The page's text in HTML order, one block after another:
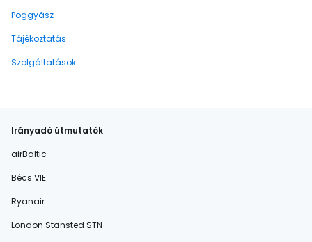
Poggyász
Tájékoztatás
Szolgáltatások
Irányadó útmutatók
airBaltic
Bécs VIE
Ryanair
London Stansted STN